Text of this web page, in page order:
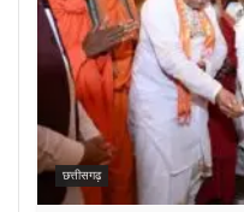
छत्तीसगढ़